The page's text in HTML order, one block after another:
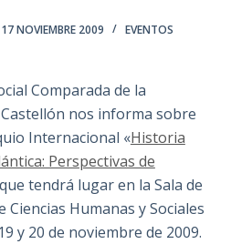
17 NOVIEMBRE 2009 EVENTOS
Comparada de la
nos informa sobre
Internacional «Historia
Perspectivas de
tendrá lugar en la Sala de
Ciencias Humanas y Sociales
y 20 de noviembre de 2009.